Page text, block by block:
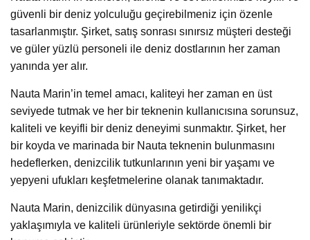
güvenli bir deniz yolculuğu geçirebilmeniz için özenle
tasarlanmıştır. Şirket, satış sonrası sınırsız müşteri desteği
ve güler yüzlü personeli ile deniz dostlarının her zaman
yanında yer alır.
Nauta Marin’in temel amacı, kaliteyi her zaman en üst
seviyede tutmak ve her bir teknenin kullanıcısına sorunsuz,
kaliteli ve keyifli bir deniz deneyimi sunmaktır. Şirket, her
bir koyda ve marinada bir Nauta teknenin bulunmasını
hedeflerken, denizcilik tutkunlarının yeni bir yaşamı ve
yepyeni ufukları keşfetmelerine olanak tanımaktadır.
Nauta Marin, denizcilik dünyasına getirdiği yenilikçi
yaklaşımıyla ve kaliteli ürünleriyle sektörde önemli bir